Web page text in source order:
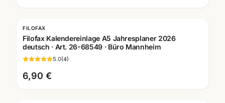
FILOFAX
Filofax Kalendereinlage A5 Jahresplaner 2026
deutsch · Art. 26-68549 · Büro Mannheim
5.0(4)
6,90 €